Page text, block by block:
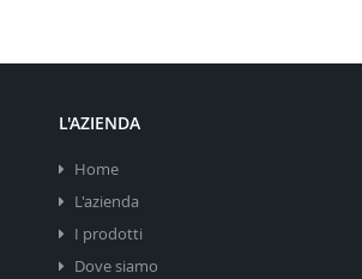
L'AZIENDA
Home
L'azienda
I prodotti
Dove siamo